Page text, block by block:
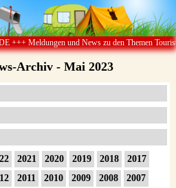
Meldungen und News zu den Themen
Archiv - Mai 2023
2021 2020 2019 2018
2017
2011 2010 2009 2008
2007